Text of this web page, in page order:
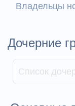
Владельцы
Дочерние
Список